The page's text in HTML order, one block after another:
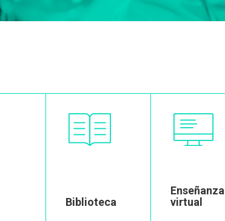
Image
Biblioteca
Image
Enseñanza
virtual